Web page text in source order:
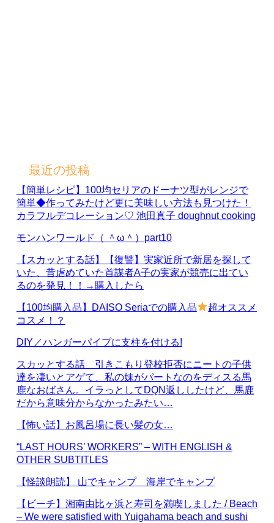
最近の投稿
【簡単レシピ】100均セリアのドーナツ型がレンジで
簡単◆作ってみたけど更に美味しい方法も見つけた！
カラフルデコレーション♡ 池田真子 doughnut cooking
モンハンワールド（ ＾ω＾）part10
【スカッとする話】【復讐】実家近所で新居を探して
いた、昔虐めていた首謀者A子の実家が競売に出てい
るのを発見！！→購入したら
【100均購入品】DAISO Seriaでの購入品
超オススメ
コスメ！？
DIY／ハンガーパイプに支柱を付ける!
スカッとする話 引きこもり登校拒否にニートの子供
達を凄いとアゲて、私の妹がパートなのをディスる馬
鹿なおばさん。イラっとしてDQN返ししたけど、馬鹿
だから意味分からなかったみたい…
【怖い話】お風呂場に長い髪の女…
“LAST HOURS’ WORKERS” – WITH ENGLISH &
OTHER SUBTITLES
【怪談朗読】 山でキャンプ 海岸でキャンプ
【ビーチ】湘南由比ヶ浜と寿司を満喫しました / Beach
– We were satisfied with Yuigahama beach and sushi